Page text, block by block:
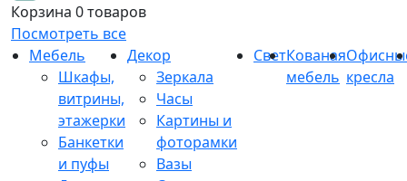
Корзина 0 товаров
Посмотреть все
Мебель
Шкафы,
витрины,
этажерки
Банкетки
и пуфы
Декор
Зеркала
Часы
Картины и
фоторамки
Вазы
СветКованая
мебель кресла